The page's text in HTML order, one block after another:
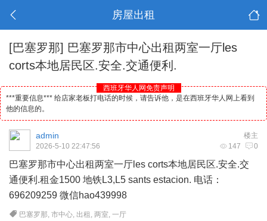
房屋出租
[巴塞罗那] 巴塞罗那市中心出租两室一厅les
corts本地居民区.安全.交通便利.
西班牙华人网免责声明
***重要信息*** 给店家老板打电话的时候，请告诉他，是在西班牙华人网上看到
他的信息的。
楼主
admin
147 0
2026-5-10 22:47:56
巴塞罗那市中心出租两室一厅les corts本地居民区.安全.交
通便利.租金1500 地铁L3,L5 sants estacion. 电话：
696209259 微信hao439998
巴塞罗那,市中心, 出租 ,两室,一厅